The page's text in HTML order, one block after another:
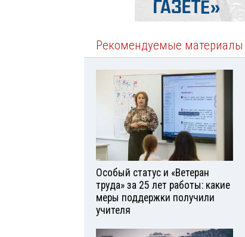
Рекомендуемые материалы
Особый статус и «Ветеран
труда» за 25 лет работы: какие
меры поддержки получили
учителя